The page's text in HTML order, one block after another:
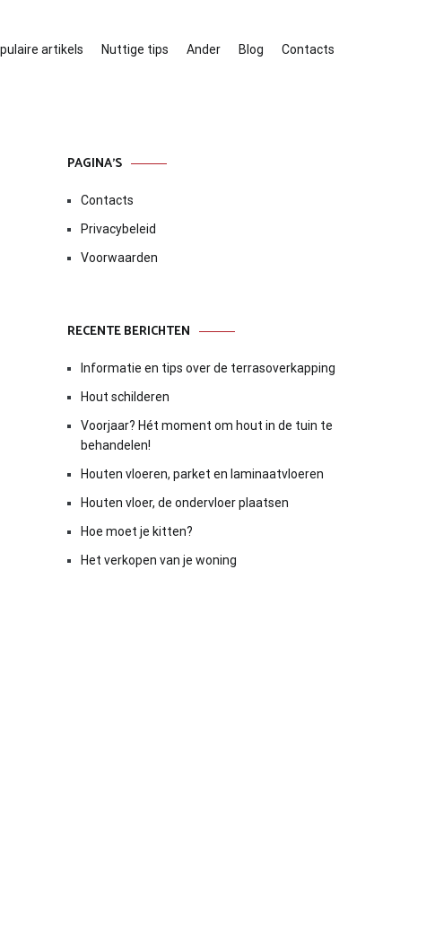
artikels Nuttige tips Ander Blog Contacts
PAGINA’S
Contacts
Privacybeleid
Voorwaarden
RECENTE BERICHTEN
Informatie en tips over de terrasoverkapping
Hout schilderen
Voorjaar? Hét moment om hout in de tuin te
behandelen!
Houten vloeren, parket en laminaatvloeren
Houten vloer, de ondervloer plaatsen
Hoe moet je kitten?
Het verkopen van je woning